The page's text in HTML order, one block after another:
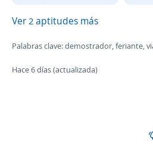
Ver 2 aptitudes más
Palabras clave: demostrador, feriante,
Hace 6 días (actualizada)